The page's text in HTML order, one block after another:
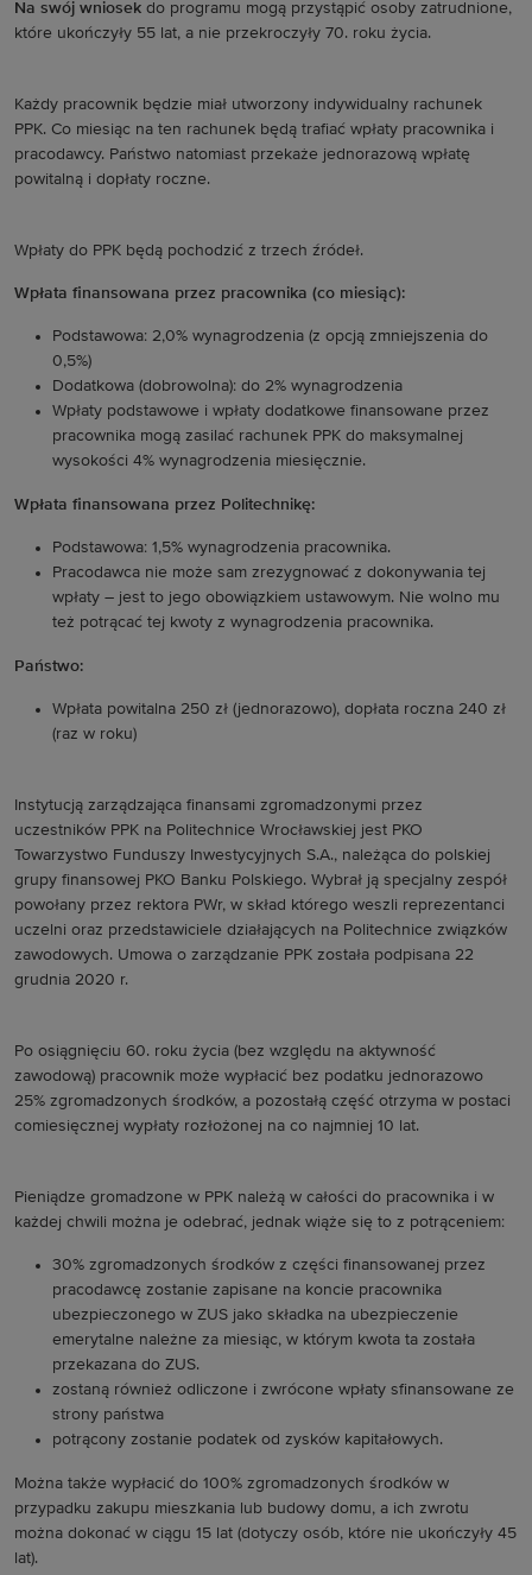
Na swój wniosek do programu mogą przystąpić osoby zatrudnione,
które ukończyły 55 lat, a nie przekroczyły 70. roku życia.
Każdy pracownik będzie miał utworzony indywidualny rachunek
PPK. Co miesiąc na ten rachunek będą trafiać wpłaty pracownika i
pracodawcy. Państwo natomiast przekaże jednorazową wpłatę
powitalną i dopłaty roczne.
Wpłaty do PPK będą pochodzić z trzech źródeł.
Wpłata finansowana przez pracownika (co miesiąc):
Podstawowa: 2,0% wynagrodzenia (z opcją zmniejszenia do
0,5%)
Dodatkowa (dobrowolna): do 2% wynagrodzenia
Wpłaty podstawowe i wpłaty dodatkowe finansowane przez
pracownika mogą zasilać rachunek PPK do maksymalnej
wysokości 4% wynagrodzenia miesięcznie.
Wpłata finansowana przez Politechnikę:
Podstawowa: 1,5% wynagrodzenia pracownika.
Pracodawca nie może sam zrezygnować z dokonywania tej
wpłaty – jest to jego obowiązkiem ustawowym. Nie wolno mu
też potrącać tej kwoty z wynagrodzenia pracownika.
Państwo:
Wpłata powitalna 250 zł (jednorazowo), dopłata roczna 240 zł
(raz w roku)
Instytucją zarządzająca finansami zgromadzonymi przez
uczestników PPK na Politechnice Wrocławskiej jest PKO
Towarzystwo Funduszy Inwestycyjnych S.A., należąca do polskiej
grupy finansowej PKO Banku Polskiego. Wybrał ją specjalny zespół
powołany przez rektora PWr, w skład którego weszli reprezentanci
uczelni oraz przedstawiciele działających na Politechnice związków
zawodowych. Umowa o zarządzanie PPK została podpisana 22
grudnia 2020 r.
Po osiągnięciu 60. roku życia (bez względu na aktywność
zawodową) pracownik może wypłacić bez podatku jednorazowo
25% zgromadzonych środków, a pozostałą część otrzyma w postaci
comiesięcznej wypłaty rozłożonej na co najmniej 10 lat.
Pieniądze gromadzone w PPK należą w całości do pracownika i w
każdej chwili można je odebrać, jednak wiąże się to z potrąceniem:
30% zgromadzonych środków z części finansowanej przez
pracodawcę zostanie zapisane na koncie pracownika
ubezpieczonego w ZUS jako składka na ubezpieczenie
emerytalne należne za miesiąc, w którym kwota ta została
przekazana do ZUS.
zostaną również odliczone i zwrócone wpłaty sfinansowane ze
strony państwa
potrącony zostanie podatek od zysków kapitałowych.
Można także wypłacić do 100% zgromadzonych środków w
przypadku zakupu mieszkania lub budowy domu, a ich zwrotu
można dokonać w ciągu 15 lat (dotyczy osób, które nie ukończyły 45
lat).